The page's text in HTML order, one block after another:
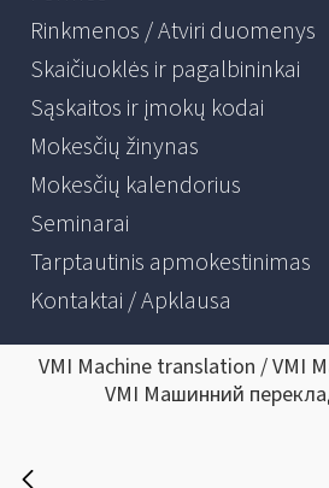
Rinkmenos / Atviri duomenys
Skaičiuoklės ir pagalbininkai
Sąskaitos ir įmokų kodai
Mokesčių žinynas
Mokesčių kalendorius
Seminarai
Tarptautinis apmokestinimas
Kontaktai / Apklausa
VMI Machine translation / VMI
VMI Машинний